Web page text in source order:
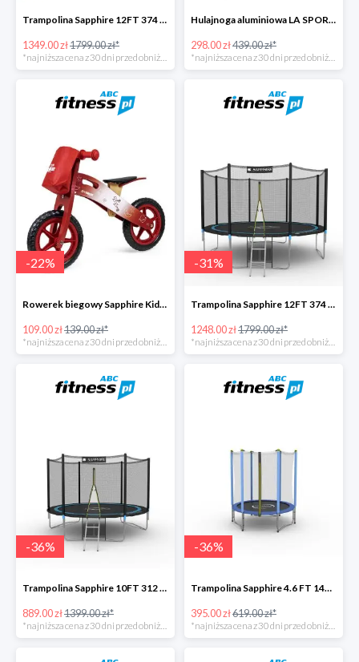
Trampolina Sapphire 12FT 374 cm + drabinka GRATISY
1349.00 zł1799.00 zł*
*najniższa cena z 30 dni przed obniżką
Hulajnoga aluminiowa LA SPORTS Swift -32%
298.00 zł439.00 zł*
*najniższa cena z 30 dni przed obniżką
-22%
Rowerek biegowy Sapphire Kids Loopy drewniany -22%
109.00 zł139.00 zł*
-31%
Trampolina Sapphire 12FT 374 cm + drabinka GRATISY -31%
1248.00 zł1799.00 zł*
-36%
Trampolina Sapphire 10FT 312 cm + drabinka GRATISY -36%
889.00 zł1399.00 zł*
*najniższa cena z 30 dni przed obniżką
-36%
Trampolina Sapphire 4.6 FT 140 cm -36%
395.00 zł619.00 zł*
*najniższa cena z 30 dni przed obniżką